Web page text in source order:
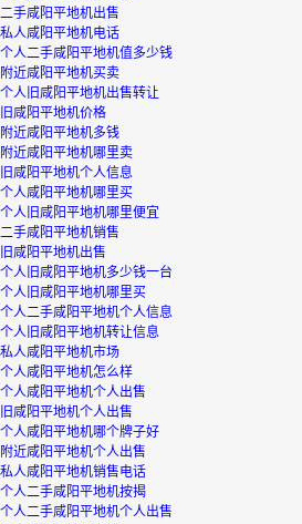
二手咸阳平地机出售
私人咸阳平地机电话
个人二手咸阳平地机值多少钱
附近咸阳平地机买卖
个人旧咸阳平地机出售转让
旧咸阳平地机价格
附近咸阳平地机多钱
附近咸阳平地机哪里卖
旧咸阳平地机个人信息
个人咸阳平地机哪里买
个人旧咸阳平地机哪里便宜
二手咸阳平地机销售
旧咸阳平地机出售
个人旧咸阳平地机多少钱一台
个人旧咸阳平地机哪里买
个人二手咸阳平地机个人信息
个人旧咸阳平地机转让信息
私人咸阳平地机市场
个人咸阳平地机怎么样
个人咸阳平地机个人出售
旧咸阳平地机个人出售
个人咸阳平地机哪个牌子好
附近咸阳平地机个人出售
私人咸阳平地机销售电话
个人二手咸阳平地机按揭
个人二手咸阳平地机个人出售